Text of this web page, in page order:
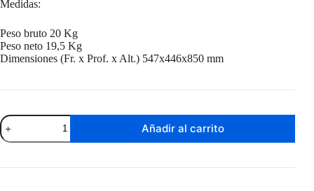
Medidas:
Peso bruto 20 Kg
Peso neto 19,5 Kg
Dimensiones (Fr. x Prof. x Alt.) 547x446x850 mm
Freezer
Horizontal
Punktal
Añadir al carrito